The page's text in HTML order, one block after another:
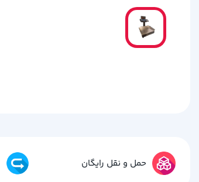
حمل و نقل رایگان